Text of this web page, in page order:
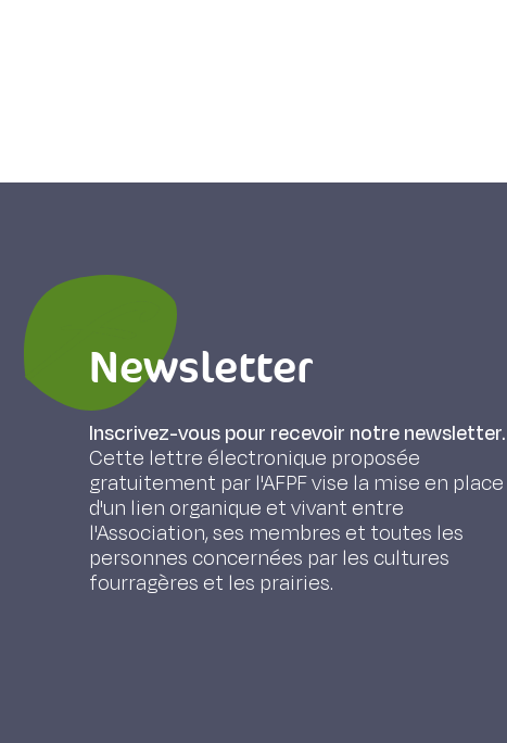
Newsletter
Inscrivez-vous pour recevoir notre newsletter.
Cette lettre électronique proposée
gratuitement par l'AFPF vise la mise en place
d'un lien organique et vivant entre
l'Association, ses membres et toutes les
personnes concernées par les cultures
fourragères et les prairies.